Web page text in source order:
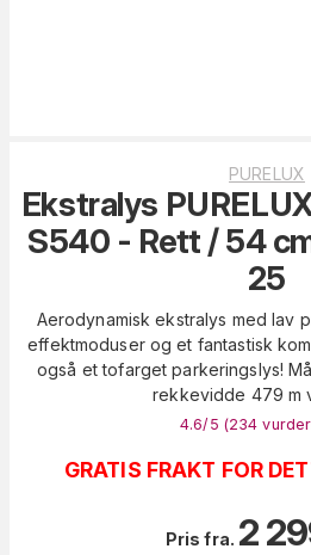
PURELUX
Ekstralys
S540 - Rett / 54
25
Aerodynamisk ekstralys med lav
effektmoduser og et fantastisk
også et tofarget parkeringslys!
rekkevidde 479 m
4.6/5 (234
GRATIS FRAKT FOR
Pris fra. 2